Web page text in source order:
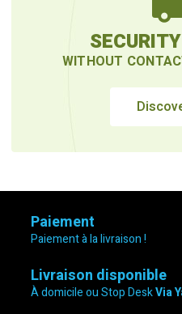
WITHOUT
Paiement
Paiement à la livraison !
Livraison disponible
À domicile ou Stop DeskVia